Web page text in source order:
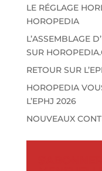
e
:
LE RÉGLAGE
HOROPEDIA
L’ASSEMBLAGE
SUR
RETOUR SUR
HOROPEDIA
L’EPHJ 2026
NOUVEAUX